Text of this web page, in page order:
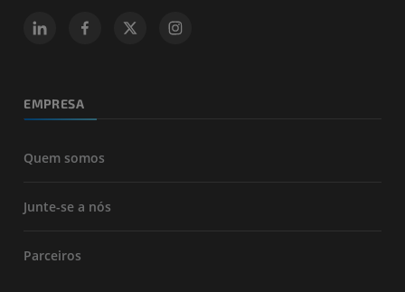
EMPRESA
Quem somos
Junte-se a nós
Parceiros